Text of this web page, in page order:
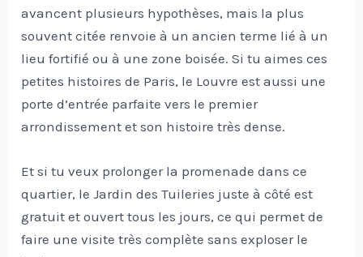
avancent plusieurs hypothèses, mais la plus
souvent citée renvoie à un ancien terme lié à un
lieu fortifié ou à une zone boisée. Si tu aimes ces
petites histoires de Paris, le Louvre est aussi une
porte d’entrée parfaite vers le premier
arrondissement et son histoire très dense.
Et si tu veux prolonger la promenade dans ce
quartier, le Jardin des Tuileries juste à côté est
gratuit et ouvert tous les jours, ce qui permet de
faire une visite très complète sans exploser le